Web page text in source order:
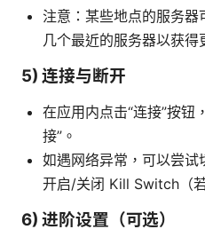
注意：某些地点的服务
几个最近的服务器以获得
5) 连接与断开
在应用内点击“连接”按钮
接”。
如遇网络异常，可以尝
开启/关闭 Kill Switch（若
6) 进阶设置（可选）